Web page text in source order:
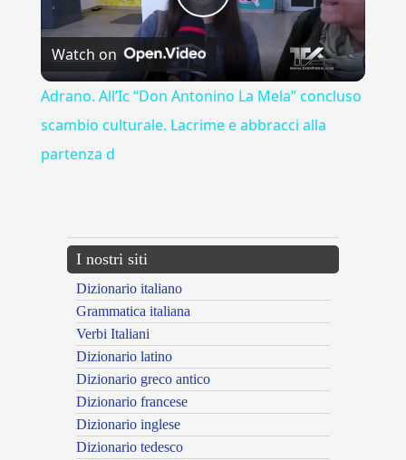
Play
Video
Watch on
Adrano. All’Ic “Don Antonino La Mela” concluso
scambio culturale. Lacrime e abbracci alla
partenza d
I nostri siti
Dizionario italiano
Grammatica italiana
Verbi Italiani
Dizionario latino
Dizionario greco antico
Dizionario francese
Dizionario inglese
Dizionario tedesco